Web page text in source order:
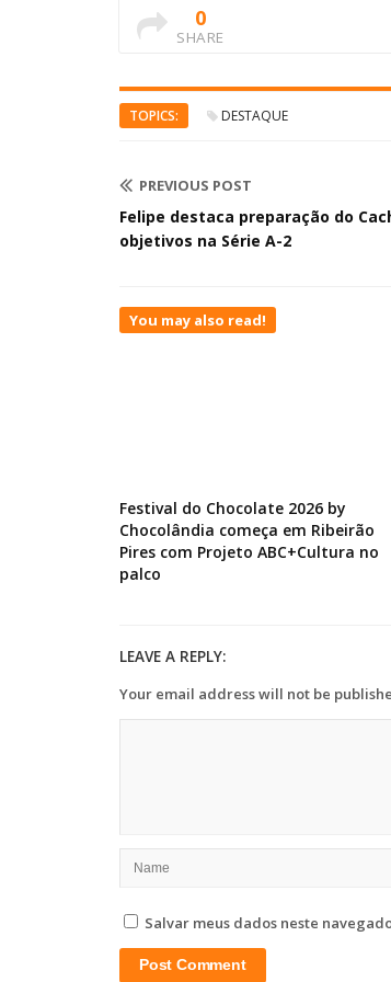
0
SHARE
TOPICS: DESTAQUE
PREVIOUS POST
Felipe destaca preparação do
objetivos na Série A-2
You may also read!
Festival do Chocolate 2026 by
Chocolândia começa em Ribeirão
Pires com Projeto ABC+Cultura no
palco
LEAVE A REPLY:
Your email address will not be
Salvar meus dados neste